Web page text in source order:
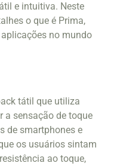
e intuitiva. Neste
o que é Prima,
no mundo
tátil que utiliza
a sensação de toque
de smartphones e
os usuários sintam
ao toque,